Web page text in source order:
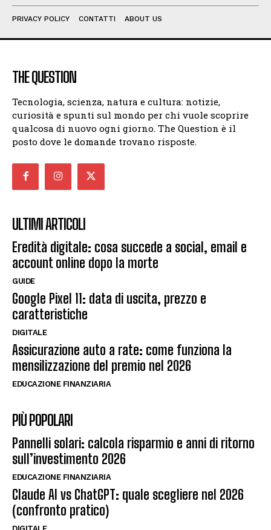
PRIVACY POLICY CONTATTI ABOUT US
THE QUESTION
Tecnologia, scienza, natura e cultura: notizie,
curiosità e spunti sul mondo per chi vuole scoprire
qualcosa di nuovo ogni giorno. The Question è il
posto dove le domande trovano risposte.
ULTIMI ARTICOLI
Eredità digitale: cosa succede a social, email e
account online dopo la morte
GUIDE
Google Pixel 11: data di uscita, prezzo e
caratteristiche
DIGITALE
Assicurazione auto a rate: come funziona la
mensilizzazione del premio nel 2026
EDUCAZIONE FINANZIARIA
PIÙ POPOLARI
Pannelli solari: calcola risparmio e anni di ritorno
sull’investimento 2026
EDUCAZIONE FINANZIARIA
Claude AI vs ChatGPT: quale scegliere nel 2026
(confronto pratico)